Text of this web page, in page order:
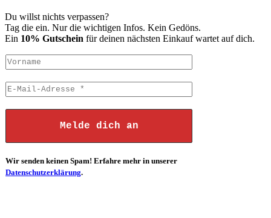
Du willst nichts verpassen?
Tag die ein. Nur die wichtigen Infos. Kein Gedöns.
Ein 10% Gutschein für deinen nächsten Einkauf wartet auf dich.
Wir senden keinen Spam! Erfahre mehr in unserer
Datenschutzerklärung.